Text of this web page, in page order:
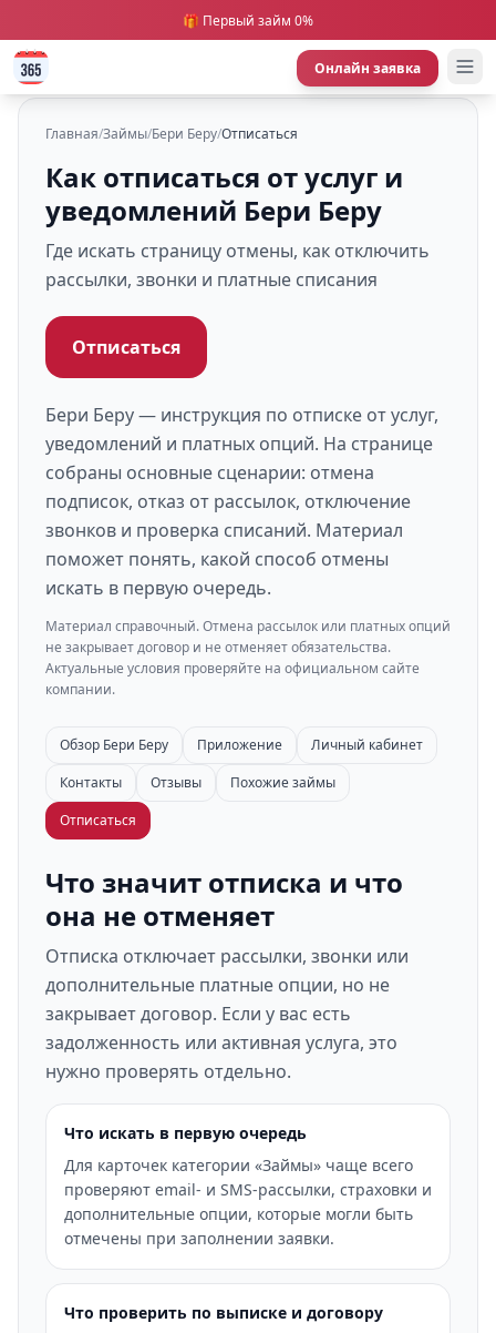
🎁 Первый займ 0%
Онлайн заявка
Главная/Займы/Бери Беру/Отписаться
Как отписаться от услуг и
уведомлений Бери Беру
Где искать страницу отмены, как отключить
рассылки, звонки и платные списания
Отписаться
Бери Беру — инструкция по отписке от услуг,
уведомлений и платных опций. На странице
собраны основные сценарии: отмена
подписок, отказ от рассылок, отключение
звонков и проверка списаний. Материал
поможет понять, какой способ отмены
искать в первую очередь.
Материал справочный. Отмена рассылок или платных опций
не закрывает договор и не отменяет обязательства.
Актуальные условия проверяйте на официальном сайте
компании.
Обзор Бери Беру Приложение
Личный кабинет
Контакты
Отзывы
Похожие займы
Отписаться
Что значит отписка и что
она не отменяет
Отписка отключает рассылки, звонки или
дополнительные платные опции, но не
закрывает договор. Если у вас есть
задолженность или активная услуга, это
нужно проверять отдельно.
Что искать в первую очередь
Для карточек категории «Займы» чаще всего
проверяют email- и SMS-рассылки, страховки и
дополнительные опции, которые могли быть
отмечены при заполнении заявки.
Что проверить по выписке и договору